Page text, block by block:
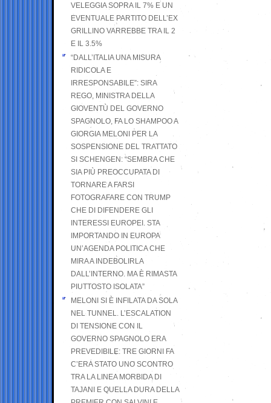
VELEGGIA SOPRA IL 7% E UN
EVENTUALE PARTITO DELL’EX
GRILLINO VARREBBE TRA IL 2
E IL 3.5%
“DALL’ITALIA UNA MISURA
RIDICOLA E
IRRESPONSABILE”: SIRA
REGO, MINISTRA DELLA
GIOVENTÙ DEL GOVERNO
SPAGNOLO, FA LO SHAMPOO A
GIORGIA MELONI PER LA
SOSPENSIONE DEL TRATTATO
SI SCHENGEN: “SEMBRA CHE
SIA PIÙ PREOCCUPATA DI
TORNARE A FARSI
FOTOGRAFARE CON TRUMP
CHE DI DIFENDERE GLI
INTERESSI EUROPEI. STA
IMPORTANDO IN EUROPA
UN’AGENDA POLITICA CHE
MIRA A INDEBOLIRLA
DALL’INTERNO. MA È RIMASTA
PIUTTOSTO ISOLATA”
MELONI SI È INFILATA DA SOLA
NEL TUNNEL. L’ESCALATION
DI TENSIONE CON IL
GOVERNO SPAGNOLO ERA
PREVEDIBILE: TRE GIORNI FA
C’ERA STATO UNO SCONTRO
TRA LA LINEA MORBIDA DI
TAJANI E QUELLA DURA DELLA